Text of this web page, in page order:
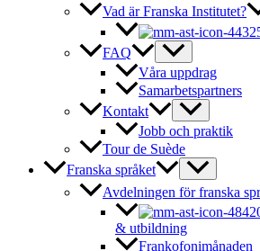
Vad är Franska Institutet?
FAQ
Våra uppdrag
Samarbetspartners
Kontakt
Jobb och praktik
Tour de Suède
Franska språket
Avdelningen för franska
& utbildning
Frankofonimånaden